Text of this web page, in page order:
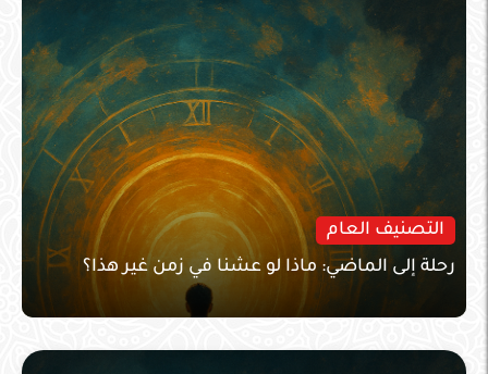
التصنيف العام
رحلة إلى الماضي: ماذا لو عشنا في زمن غير هذا؟